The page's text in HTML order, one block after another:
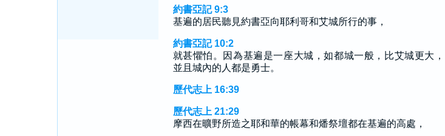
約書亞記 9:3
基遍的居民聽見約書亞向耶利哥和艾城所行的事，
約書亞記 10:2
就甚懼怕。因為基遍是一座大城，如都城一般，比艾城更大，
並且城內的人都是勇士。
歷代志上 16:39
歷代志上 21:29
摩西在曠野所造之耶和華的帳幕和燔祭壇都在基遍的高處，